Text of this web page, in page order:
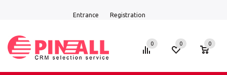
Entrance Registration
0 0 0